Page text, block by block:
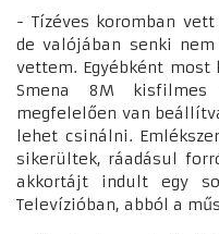
- Tízéves koromban
de valójában senki nem
vettem. Egyébként
Smena 8M
megfelelően van
lehet csinálni.
sikerültek, ráadásul
akkortájt indult egy
Televízióban, abból a